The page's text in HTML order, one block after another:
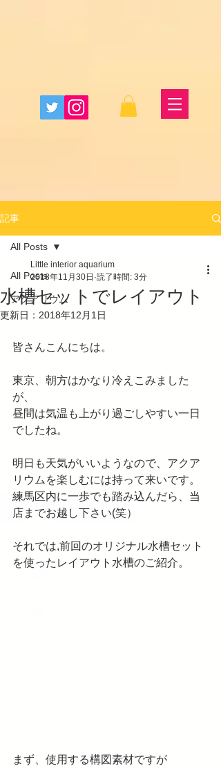
記事
All Posts
アクアリウム
All Posts
水槽セットでレイアウト
Little interior aquarium
2018年11月30日 読了時間: 3分
更新日： 2018年12月1日
皆さんこんにちは。
東京、朝方はかなり冷えこみました
が、
昼間は気温も上がり過ごしやすい一日
でしたね。
明日も天気がいいようなので、アクア
リウムを楽しむには持って来いです。
練馬区内に一歩でも踏み込んだら、当
店までお越し下さい(笑）
それでは,前回のオリジナル水槽セット
を使ったレイアウト水槽のご紹介。
まず、使用する構図素材ですが